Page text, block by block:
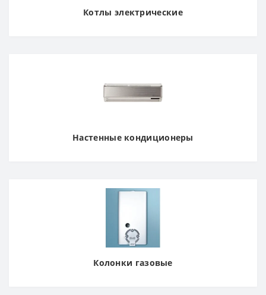
Котлы электрические
Настенные кондиционеры
Колонки газовые